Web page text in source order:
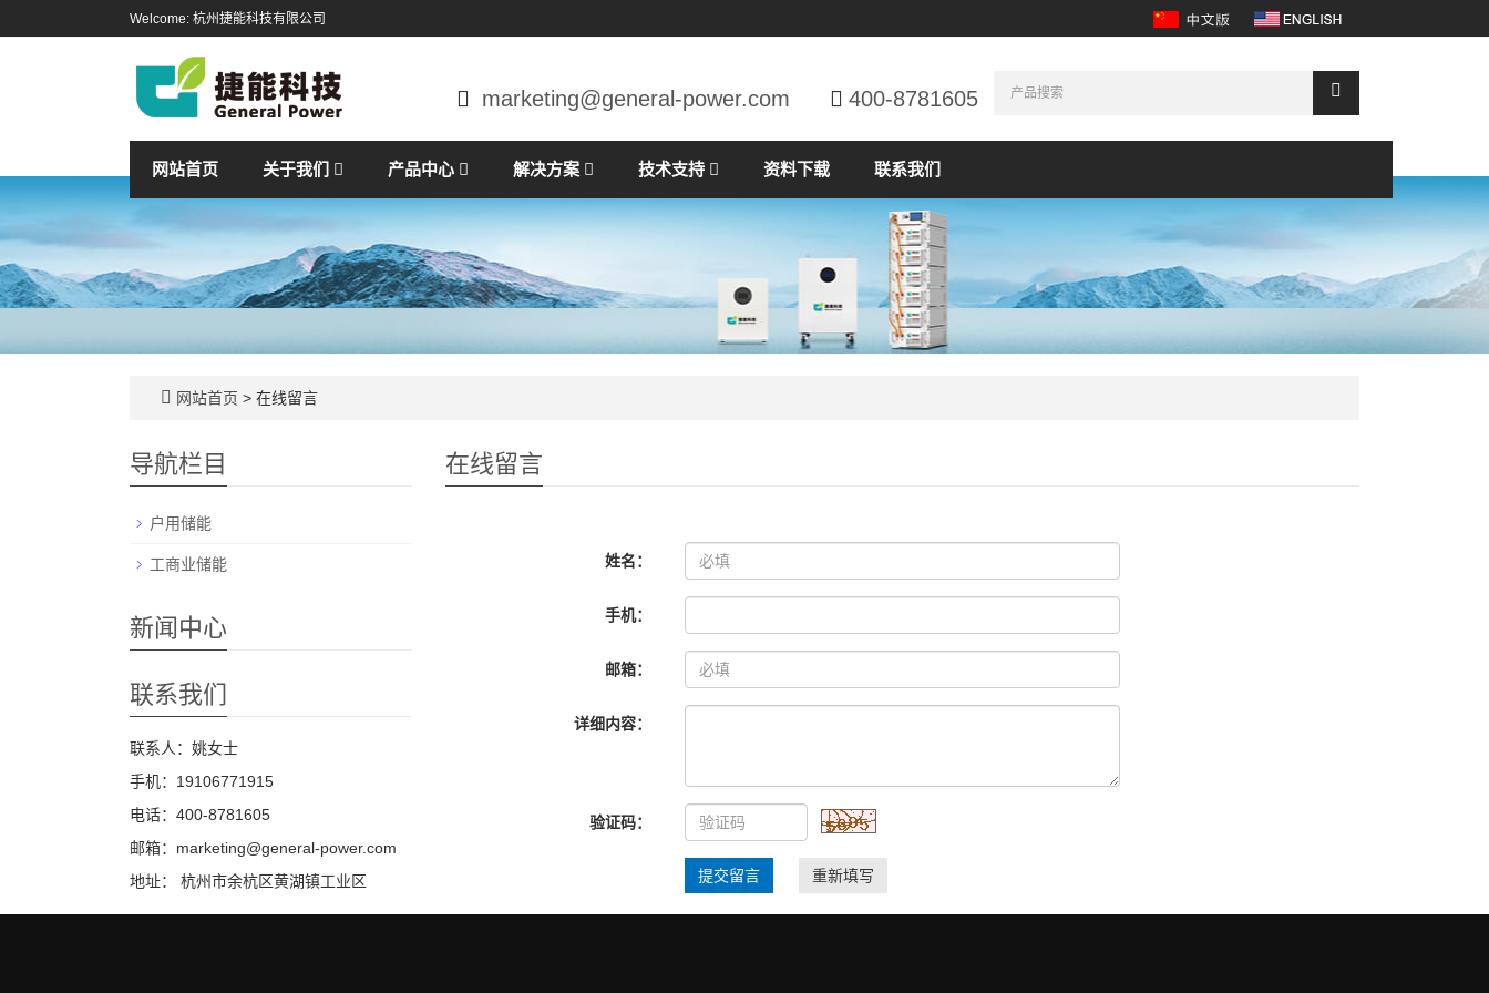
Welcome: 杭州捷能科技有限公司
marketing@general-power.com 400-8781605
网站首页 关于我们 产品中心 解决方案 技术支持 资料下载 联系我们
网站首页 > 在线留言
在线留言
姓名：
手机：
邮箱：
详细内容：
验证码：
提交留言 重新填写
导航栏目
户用储能
工商业储能
新闻中心
联系我们
联系人：姚女士
手机：19106771915
电话：400-8781605
邮箱：marketing@general-power.com
地址： 杭州市余杭区黄湖镇工业区